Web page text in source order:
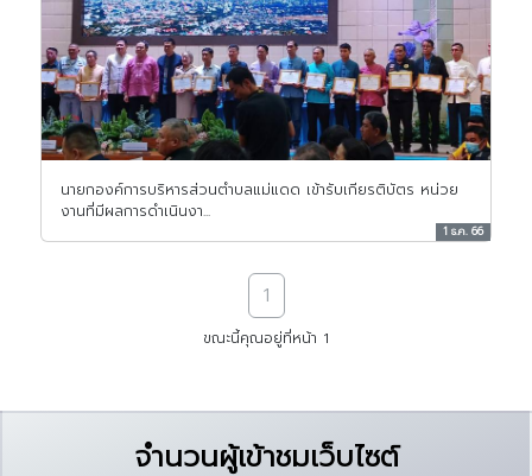
นายกองค์การบริหารส่วนตำบลแม่แดด เข้ารับเกียรติบัตร หน่วย
งานที่มีผลการดำเนินงา...
1 ธ.ค. 66
1
ขณะนี้คุณอยู่ที่หน้า 1
จำนวนผู้เข้าชมเว็บไซต์